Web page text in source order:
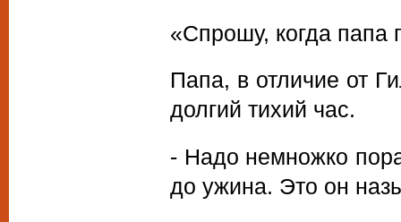
«Спрошу, когда папа
Папа, в отличие от
долгий тихий час.
- Надо немножко
до ужина. Это он